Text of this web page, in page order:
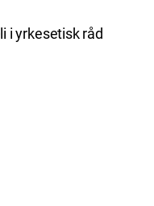
i yrkesetisk råd